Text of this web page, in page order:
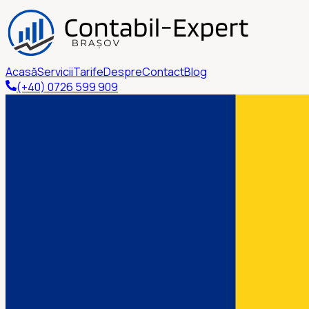
AcasăServiciiTarifeDespreContactBlog
(+40) 0726 599 909